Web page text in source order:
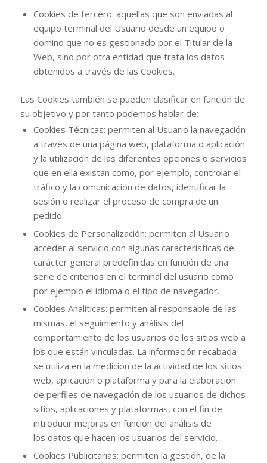
Cookies de tercero: aquellas que son enviadas al
equipo terminal del Usuario desde un equipo o
domino que no es gestionado por el Titular de la
Web, sino por otra entidad que trata los datos
obtenidos a través de las Cookies.
Las Cookies también se pueden clasificar en función de
su objetivo y por tanto podemos hablar de:
Cookies Técnicas: permiten al Usuario la navegación
a través de una página web, plataforma o aplicación
y la utilización de las diferentes opciones o servicios
que en ella existan como, por ejemplo, controlar el
tráfico y la comunicación de datos, identificar la
sesión o realizar el proceso de compra de un
pedido.
Cookies de Personalización: permiten al Usuario
acceder al servicio con algunas características de
carácter general predefinidas en función de una
serie de criterios en el terminal del usuario como
por ejemplo el idioma o el tipo de navegador.
Cookies Analíticas: permiten al responsable de las
mismas, el seguimiento y análisis del
comportamiento de los usuarios de los sitios web a
los que están vinculadas. La información recabada
se utiliza en la medición de la actividad de los sitios
web, aplicación o plataforma y para la elaboración
de perfiles de navegación de los usuarios de dichos
sitios, aplicaciones y plataformas, con el fin de
introducir mejoras en función del análisis de
los datos que hacen los usuarios del servicio.
Cookies Publicitarias: permiten la gestión, de la